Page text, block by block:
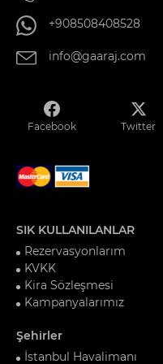
+908508408528
info@gaaraj.com
Facebook Twitter
SIK KULLANILANLAR
Rezervasyonlarım
KVKK
Kira Sözleşmesi
Kampanyalarımız
Şehirler
İstanbul Havalimanı